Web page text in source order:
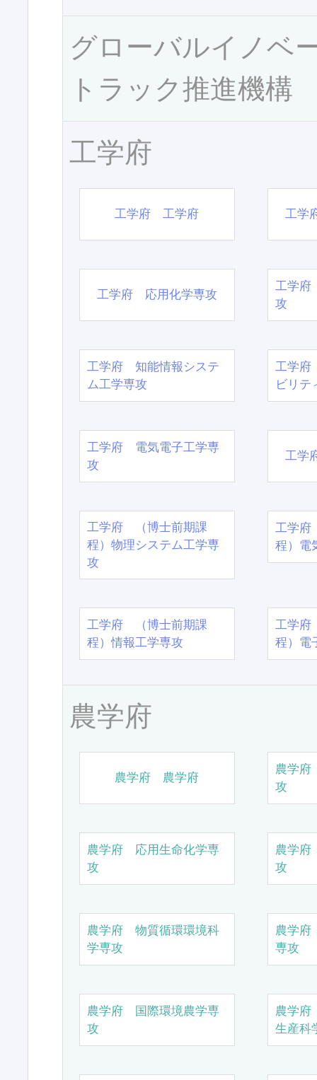
グローバルイノベ
トラック推進機構
工学府
工学府 工学府 工学
工学府 応用化学専攻
工学府
攻
工学府 知能情報システ
ム工学専攻
工学府
ビリテ
工学府 電気電子工学専
攻
工学
工学府 （博士前期課
程）物理システム工学専
攻
工学
程）電
工学府 （博士前期課
程）情報工学専攻
工学
程）電
農学府
農学府 農学府
農学
攻
農学府 応用生命化学専
攻
農学
攻
農学府 物質循環環境科
学専攻
農学
専攻
農学府 国際環境農学専
攻
農学
生産科